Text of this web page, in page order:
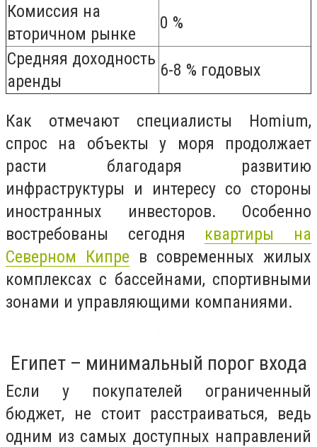
Комиссия на
вторичном рынке
0 %
Средняя доходность
аренды
6-8 % годовых
Как отмечают специалисты Homium,
спрос на объекты у моря продолжает
расти благодаря развитию
инфраструктуры и интересу со стороны
иностранных инвесторов. Особенно
востребованы сегодня квартиры на
Северном Кипре в современных жилых
комплексах с бассейнами, спортивными
зонами и управляющими компаниями.
Египет – минимальный порог входа
Если у покупателей ограниченный
бюджет, не стоит расстраиваться, ведь
одним из самых доступных направлений